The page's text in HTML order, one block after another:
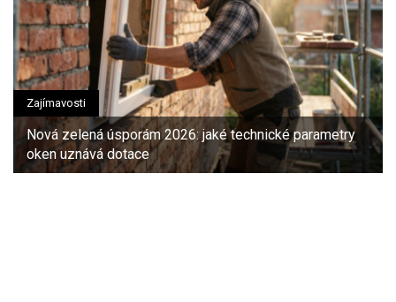
Zajímavosti
Nová zelená úsporám 2026: jaké technické parametry
oken uznává dotace